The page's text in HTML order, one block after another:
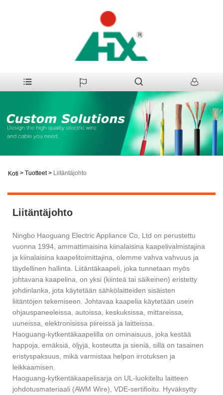
Koti > Tuotteet> Liitäntäjohto
Liitäntäjohto
Ningbo Haoguang Electric Appliance Co, Ltd on perustettu
vuonna 1994, ammattimaisina kiinalaisina kaapelivalmistajina
ja kiinalaisina kaapelitoimittajina, olemme vahva vahvuus ja
täydellinen hallinta. Liitäntäkaapeli, joka tunnetaan myös
johtavana kaapelina, on yksi (kiinteä tai säikeinen) eristetty
johdinlanka, jota käytetään sähkölaitteiden sisäisten
liitäntöjen tekemiseen. Johtavaa kaapelia käytetään usein
ohjauspaneeleissa, autoissa, keskuksissa, mittareissa,
uuneissa, elektronisissa piireissä ja laitteissa.
Haoguang-kytkentäkaapelilla on ominaisuus, joka kestää
happoja, emäksiä, öljyjä, kosteutta ja sieniä, sillä on tasainen
eristyspaksuus, mikä varmistaa helpon irrotuksen ja
leikkaamisen.
Haoguang-kytkentäkaapelisarja on UL-luokiteltu laitteen
johdotusmateriaali (AWM Wire), VDE-sertifioitu. Hyväksytty